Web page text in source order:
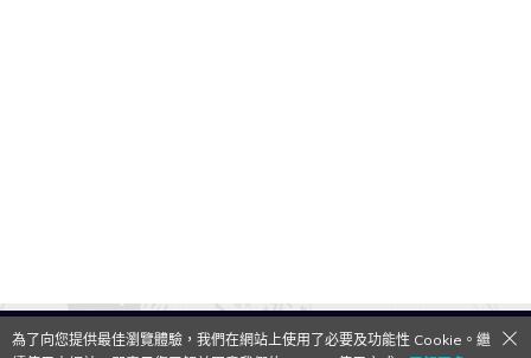
QooApp Limited © 2026
為了向您提供最佳瀏覽體驗，我們在網站上使用了必要及功能性 Cookie。繼